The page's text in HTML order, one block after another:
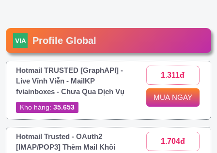
Profile Global
Hotmail TRUSTED [GraphAPI] -
Live Vĩnh Viễn - MailKP
fviainboxes - Chưa Qua Dịch Vụ
Kho hàng: 35.653
1.311đ
MUA NGAY
Hotmail Trusted - OAuth2
[IMAP/POP3] Thêm Mail Khôi
1.704đ